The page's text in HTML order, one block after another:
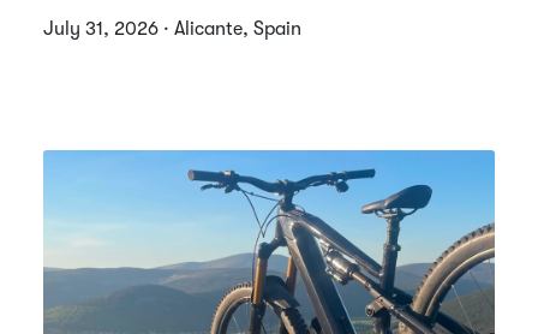
July 31, 2026 · Alicante, Spain